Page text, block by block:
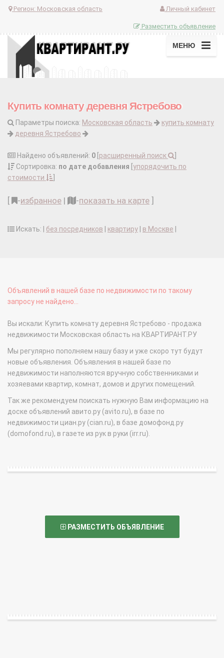
Регион: Московская область Личный кабинет
Разместить объявление
МЕНЮ
Купить комнату деревня Ястребово
Параметры поиска: Московская область
купить комнату
деревня Ястребово
Найдено объявлений: 0 расширенный поиск
Сортировка: по дате добавления упорядочить по
стоимости
-избранное | -показать на карте
Искать: | без посредников квартиру в Москве
Объявлений в нашей базе по недвижимости по такому
запросу не найдено...
Вы искали: Купить комнату деревня Ястребово - продажа
недвижимости Московская область на КВАРТИРАНТ.РУ
Мы регулярно пополняем нашу базу и уже скоро тут будут
новые объявления. Объявления в нашей базе по
недвижимости наполняются вручную собственниками и
хозяевами квартир, комнат, домов и других помещений.
Так же рекомендуем поискать нужную Вам информацию на
доске объявлений авито.ру (avito.ru), в базе по
недвижимости циан.ру (cian.ru), в базе домофонд.ру
(domofond.ru), в газете из рук в руки (irr.ru).
РАЗМЕСТИТЬ ОБЪЯВЛЕНИЕ